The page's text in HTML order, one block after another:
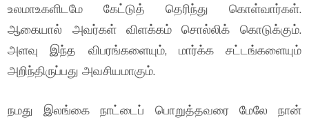
உலமாஉகளிடமே கேட்டுத் தெரிந்து கொள்வார்கள்.
ஆகையால் அவர்கள் விளக்கம் சொல்லிக் கொடுக்கும்.
அளவு இந்த விபரங்களையும், மார்க்க சட்டங்களையும்
அறிந்திருப்பது அவசியமாகும்.
நமது இலங்கை நாட்டைப் பொறுத்தவரை மேலே நான்